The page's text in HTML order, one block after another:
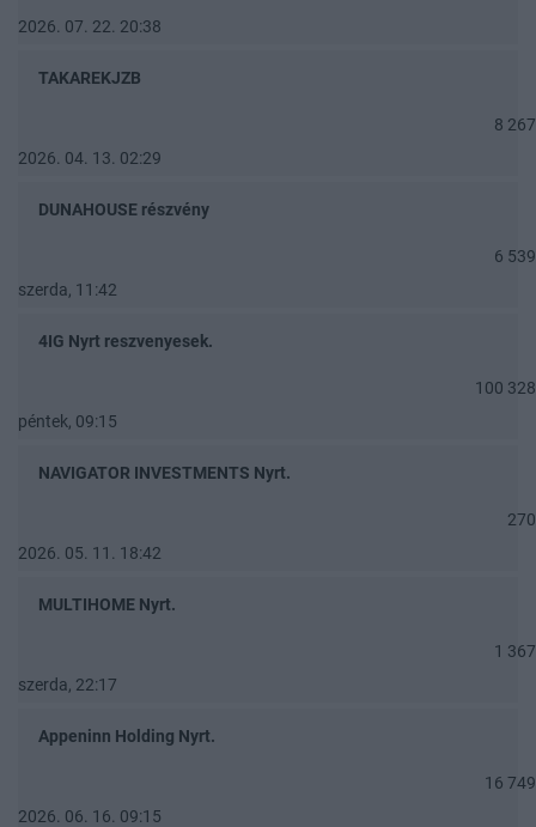
2026. 07. 22. 20:38
TAKAREKJZB
8 267
2026. 04. 13. 02:29
DUNAHOUSE részvény
6 539
szerda, 11:42
4IG Nyrt reszvenyesek.
100 328
péntek, 09:15
NAVIGATOR INVESTMENTS Nyrt.
270
2026. 05. 11. 18:42
MULTIHOME Nyrt.
1 367
szerda, 22:17
Appeninn Holding Nyrt.
16 749
2026. 06. 16. 09:15